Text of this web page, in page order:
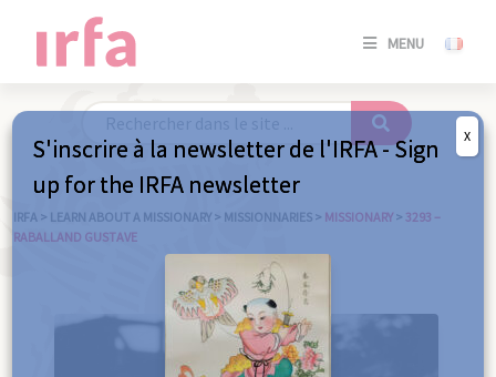
MENU
SE
IRFA > LEARN ABOUT A MISSIONARY > MISSIONNARIES > MISSIONARY > 3293 –
RABALLAND GUSTAVE
S'inscrire à la newsletter de l'IRFA - Sign
up for the IRFA newsletter
X